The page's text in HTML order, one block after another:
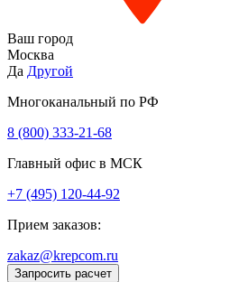
Ваш город
Москва
Да Другой
Многоканальный по РФ
8 (800) 333‑21-68
Главный офис в МСК
+7 (495) 120-44-92
Прием заказов:
zakaz@krepcom.ru
Запросить расчет